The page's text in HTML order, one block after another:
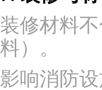
装修材料
料）。
影响消防